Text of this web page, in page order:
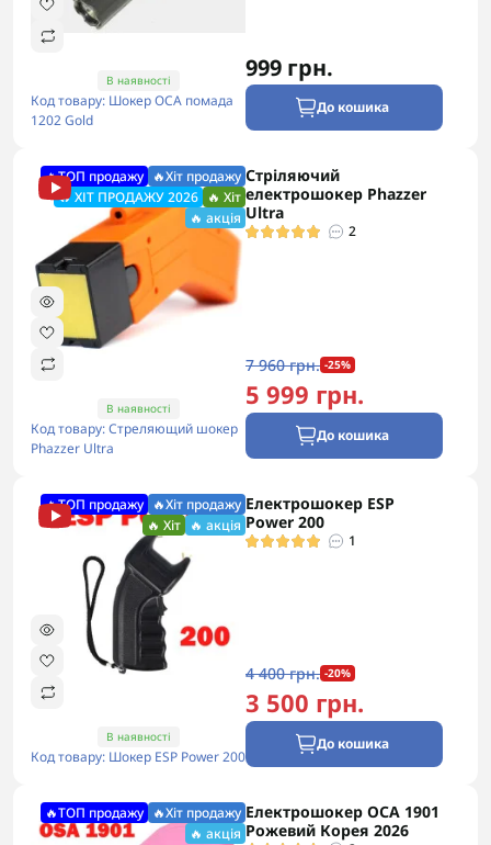
В наявності
Код товару: Шокер ОСА помада
1202 Gold
999 грн.
До кошика
🔥ТОП продажу 🔥Хіт продажу
🔥 ХІТ ПРОДАЖУ 2026 🔥 Хіт
🔥 акція
В наявності
Код товару: Стреляющий шокер
Phazzer Ultra
Стріляючий
електрошокер Phazzer
Ultra
2
7 960 грн. -25%
5 999 грн.
До кошика
🔥ТОП продажу 🔥Хіт продажу
🔥 Хіт 🔥 акція
В наявності
Код товару: Шокер ESP Power 200
Електрошокер ESP
Power 200
1
4 400 грн. -20%
3 500 грн.
До кошика
🔥ТОП продажу 🔥Хіт продажу
🔥 акція
Електрошокер ОСА 1901
Рожевий Корея 2026